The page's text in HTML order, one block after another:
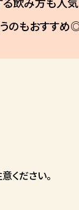
のもおすすめ
ください。